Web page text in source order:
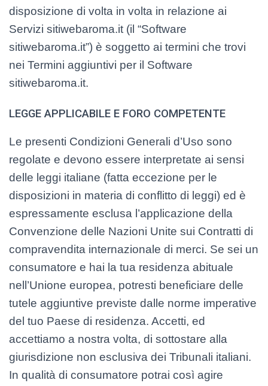
disposizione di volta in volta in relazione ai
Servizi sitiwebaroma.it (il “Software
sitiwebaroma.it”) è soggetto ai termini che trovi
nei Termini aggiuntivi per il Software
sitiwebaroma.it.
LEGGE APPLICABILE E FORO COMPETENTE
Le presenti Condizioni Generali d’Uso sono
regolate e devono essere interpretate ai sensi
delle leggi italiane (fatta eccezione per le
disposizioni in materia di conflitto di leggi) ed è
espressamente esclusa l’applicazione della
Convenzione delle Nazioni Unite sui Contratti di
compravendita internazionale di merci. Se sei un
consumatore e hai la tua residenza abituale
nell’Unione europea, potresti beneficiare delle
tutele aggiuntive previste dalle norme imperative
del tuo Paese di residenza. Accetti, ed
accettiamo a nostra volta, di sottostare alla
giurisdizione non esclusiva dei Tribunali italiani.
In qualità di consumatore potrai così agire